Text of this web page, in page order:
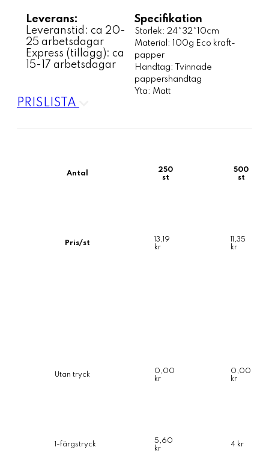
Leverans:
Leveranstid: ca 20-
25 arbetsdagar
Express (tillägg): ca
15-17 arbetsdagar
Specifikation
Storlek: 24*32*10cm
Material: 100g Eco kraft-
papper
Handtag: Tvinnade
pappershandtag
Yta: Matt
PRISLISTA
Antal
250
st
500
st
Pris/st
13,19
kr
11,35
kr
Utan tryck
0,00
kr
0,00
kr
1-färgstryck
5,60
kr
4 kr